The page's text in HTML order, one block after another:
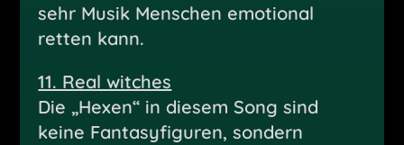
sehr Musik Menschen emotional
retten kann.
11. Real witches
Die „Hexen“ in diesem Song sind
keine Fantasyfiguren, sondern